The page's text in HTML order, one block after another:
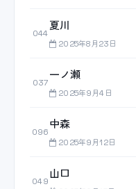
044
夏川
2025年8月23日
037
一ノ瀬
2025年9月4日
096
中森
2025年9月12日
049
山口